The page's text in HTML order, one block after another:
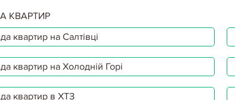
КВАРТИР
квартир на Салтівці
квартир на Холодній Горі
квартир в ХТЗ